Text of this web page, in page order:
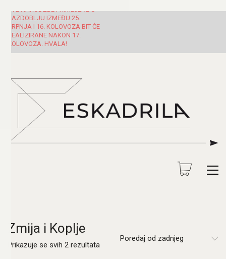
SVE NARUDŽBE PRIMLJENE U
RAZDOBLJU IZMEĐU 25.
SRPNJA I 16. KOLOVOZA BIT ĆE
REALIZIRANE NAKON 17.
KOLOVOZA. HVALA!
Zmija i Koplje
Prikazuje se svih 2 rezultata
Poredaj od zadnjeg